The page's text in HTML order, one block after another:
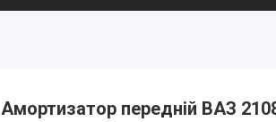
Амортизатор передній ВАЗ